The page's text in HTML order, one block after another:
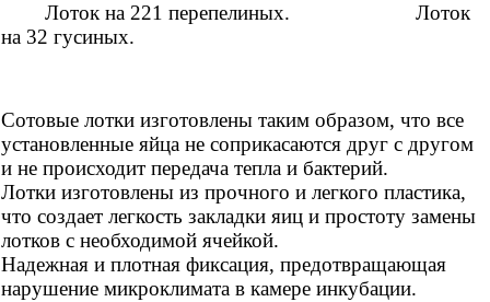
Лоток на 221 перепелиных. Лоток
на 32 гусиных.
Сотовые лотки изготовлены таким образом, что все
установленные яйца не соприкасаются друг с другом
и не происходит передача тепла и бактерий.
Лотки изготовлены из прочного и легкого пластика,
что создает легкость закладки яиц и простоту замены
лотков с необходимой ячейкой.
Надежная и плотная фиксация, предотвращающая
нарушение микроклимата в камере инкубации.